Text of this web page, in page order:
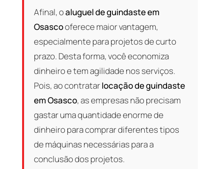
Afinal, oaluguel de guindaste em
Osascooferece maior vantagem,
especialmente para projetos de curto
prazo. Desta forma, você economiza
dinheiro e tem agilidade nos serviços.
Pois, ao contratarlocação de guindaste
em Osasco, as empresas não precisam
gastar uma quantidade enorme de
dinheiro para comprar diferentes tipos
de máquinas necessárias para a
conclusão dos projetos.